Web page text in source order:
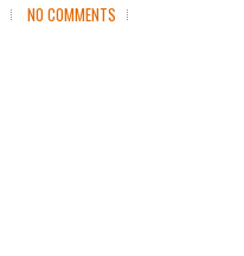
NO COMMENTS